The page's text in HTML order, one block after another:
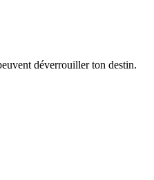
déverrouiller ton destin.